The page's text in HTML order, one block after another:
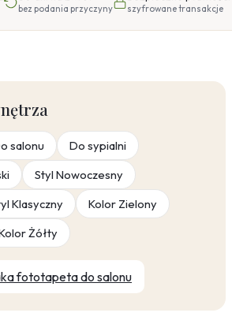
bez podania przyczyny szyfrowane transakcje
salonu
Do sypialni
Styl Nowoczesny
Klasyczny
Kolor Zielony
Żółty
fototapeta do salonu